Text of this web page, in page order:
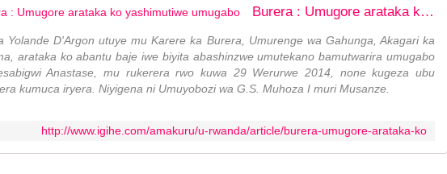
Burera : Umugore arataka ko yashimutiwe umugabo
Yolande D'Argon utuye mu Karere ka Burera, Umurenge wa Gahunga, Akagari ka
arataka ko abantu baje iwe biyita abashinzwe umutekano bamutwarira umugabo
Anastase, mu rukerera rwo kuwa 29 Werurwe 2014, none kugeza ubu
kumuca iryera. Niyigena ni Umuyobozi wa G.S. Muhoza I muri Musanze.
http://www.igihe.com/amakuru/u-rwanda/article/burera-umugore-arataka-ko